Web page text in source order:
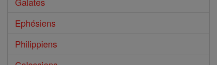
Ephésiens
Philippiens